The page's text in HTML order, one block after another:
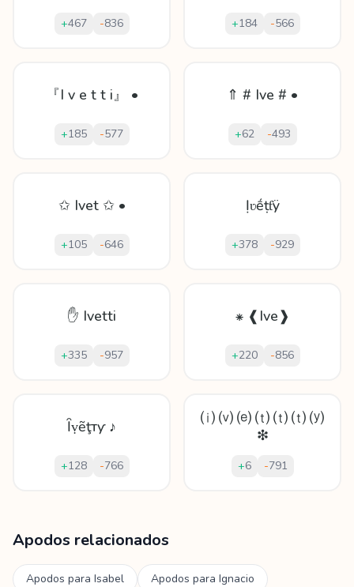
+467 -836 +184 -566
『I v e t t i』 •
+185 -577
⇑ # Ive # •
+62 -493
✩ Ivet ✩ •
+105 -646
Ịʋḗṭƭÿ
+378 -929
✋ Ivetti
+335 -957
⁕ ❰Ive❱
+220 -856
Ȋṿẽţтƴ ♪
+128 -766
⒤ ⒱ ⒠ ⒯ ⒯ ⒯ ⒴
❇
+6 -791
Apodos relacionados
Apodos para Isabel Apodos para Ignacio